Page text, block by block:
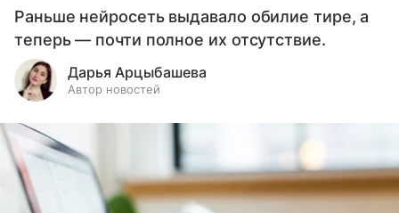
Раньше нейросеть выдавало обилие тире, а
теперь — почти полное их отсутствие.
Дарья Арцыбашева
Автор новостей